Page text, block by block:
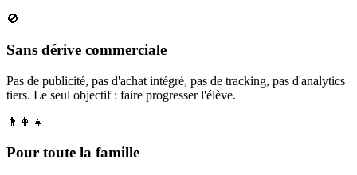
🚫
Sans dérive commerciale
Pas de publicité, pas d'achat intégré, pas de tracking, pas d'analytics
tiers. Le seul objectif : faire progresser l'élève.
👨‍👩‍👧
Pour toute la famille